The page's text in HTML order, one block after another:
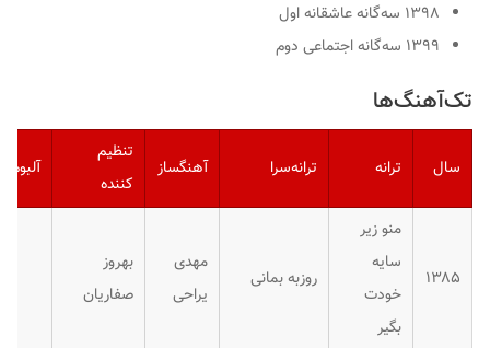
۱۳۹۸ سه‌گانه عاشقانه اول
۱۳۹۹ سه‌گانه اجتماعی دوم
تک‌آهنگ‌ها
سال ترانه ترانه‌سرا آهنگساز
تنظیم
کننده
آلبوم
۱۳۸۵
منو زیر
سایه
خودت
بگیر
روزبه بمانی
مهدی
یراحی
بهروز
صفاریان